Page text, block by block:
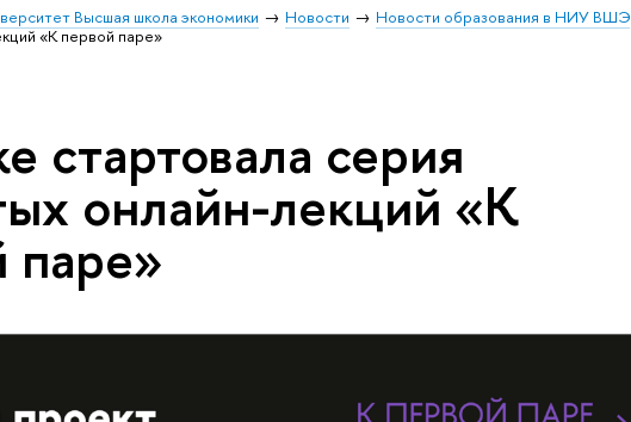
Высшая школа экономики Новости Новости образования в НИУ ВШЭ
«К первой паре»
стартовала серия
онлайн-лекций «К
паре»